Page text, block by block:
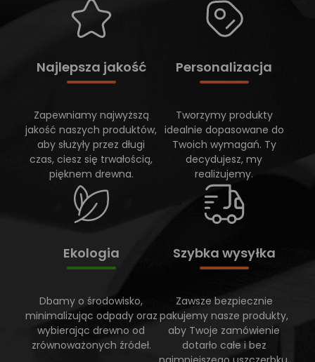
Najlepsza jakość
Zapewniamy najwyższą
jakość naszych produktów,
aby służyły przez długi
czas, ciesz się trwałością,
pięknem drewna.
Personalizacja
Tworzymy produkty
idealnie dopasowane do
Twoich wymagań. Ty
decydujesz, my
realizujemy.
Ekologia
Dbamy o środowisko,
minimalizując odpady oraz
wybierając drewno od
zrównoważonych źródeł.
Szybka wysyłka
Zawsze bezpiecznie
pakujemy nasze produkty,
aby Twoje zamówienie
dotarło całe i bez